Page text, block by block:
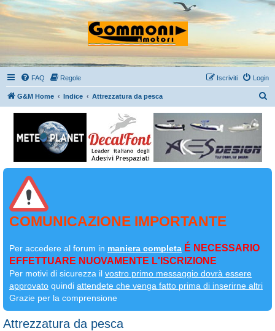
FAQ Regole Login
Iscriviti
G&M Home Indice Attrezzatura da pesca
COMUNICAZIONE IMPORTANTE
Per accedere al forum in maniera completa É NECESSARIO
EFFETTUARE NUOVAMENTE L'ISCRIZIONE
Per motivi di sicurezza il vostro primo messaggio dovrà essere
approvato quindi attendete che venga fatto prima di inserirne altri
Grazie per la comprensione
Attrezzatura da pesca